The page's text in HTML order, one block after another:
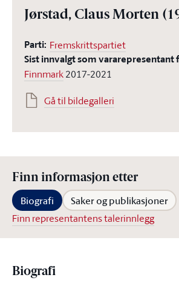
Jørstad, Claus Morten
Parti: Fremskrittspartiet
Sist innvalgt som vararepresentant
Finnmark2017-2021
Gå til bildegalleri
Finn informasjon etter
Biografi Saker og publikasjoner
Finn representantens talerinnlegg
Biografi